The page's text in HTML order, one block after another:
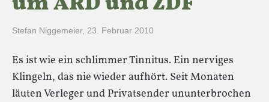
Stefan Niggemeier, 23. Februar 2010
Es ist wie ein schlimmer Tinnitus. Ein nerviges
Klingeln, das nie wieder aufhört. Seit Monaten
läuten Verleger und Privatsender ununterbrochen